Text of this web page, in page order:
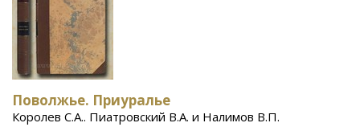
Поволжье. Приуралье
Королев С.А.. Пиатровский В.А. и Налимов В.П.